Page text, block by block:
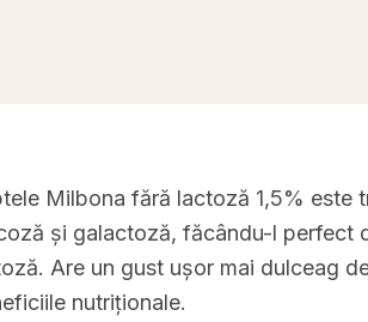
Milbona fără lactoză 1,5% este
și galactoză, făcându-l perfect
Are un gust ușor mai dulceag
nutriționale.